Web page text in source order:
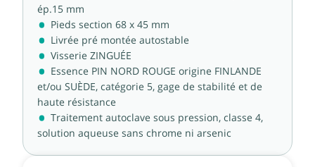
ép.15 mm
Pieds section 68 x 45 mm
Livrée pré montée autostable
Visserie ZINGUÉE
Essence PIN NORD ROUGE origine FINLANDE
et/ou SUÈDE, catégorie 5, gage de stabilité et de
haute résistance
Traitement autoclave sous pression, classe 4,
solution aqueuse sans chrome ni arsenic